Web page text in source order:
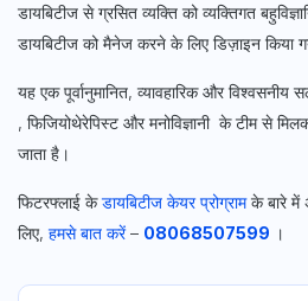
डायबिटीज से ग्रसित व्यक्ति को व्यक्तिगत
डायबिटीज को मैनेज करने के लिए डिज़ाइन किया
यह एक पूर्वानुमानित, व्यावहारिक और विश्वसनीय
, फिजियोथेरेपिस्ट और मनोविज्ञानी के टीम से
जाता है।
फिटरफ्लाई केडायबिटीज केयर प्रोग्रामके बारे में
लिए, हमसे बात करें– 08068507599 ।
Free Newsletter